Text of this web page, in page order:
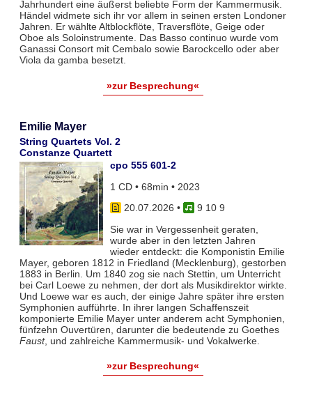
Jahrhundert eine äußerst beliebte Form der Kammermusik.
Händel widmete sich ihr vor allem in seinen ersten Londoner
Jahren. Er wählte Altblockflöte, Traversflöte, Geige oder
Oboe als Soloinstrumente. Das Basso continuo wurde vom
Ganassi Consort mit Cembalo sowie Barockcello oder aber
Viola da gamba besetzt.
»zur Besprechung«
Emilie Mayer
String Quartets Vol. 2
Constanze Quartett
cpo 555 601-2
1 CD • 68min • 2023
20.07.2026 •
9 10 9
Sie war in Vergessenheit geraten,
wurde aber in den letzten Jahren
wieder entdeckt: die Komponistin Emilie
Mayer, geboren 1812 in Friedland (Mecklenburg), gestorben
1883 in Berlin. Um 1840 zog sie nach Stettin, um Unterricht
bei Carl Loewe zu nehmen, der dort als Musikdirektor wirkte.
Und Loewe war es auch, der einige Jahre später ihre ersten
Symphonien aufführte. In ihrer langen Schaffenszeit
komponierte Emilie Mayer unter anderem acht Symphonien,
fünfzehn Ouvertüren, darunter die bedeutende zu Goethes
Faust, und zahlreiche Kammermusik- und Vokalwerke.
»zur Besprechung«